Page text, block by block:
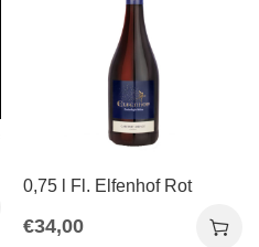
0,75 l Fl. Elfenhof Rot
€34,00